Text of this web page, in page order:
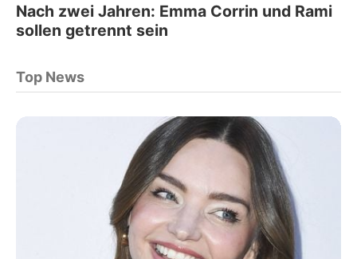
Nach zwei Jahren: Emma Corrin und Rami
sollen getrennt sein
Top News